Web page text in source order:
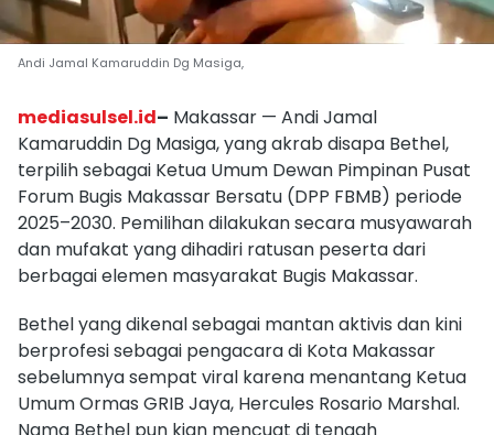
Andi Jamal Kamaruddin Dg Masiga,
mediasulsel.id– Makassar — Andi Jamal
Kamaruddin Dg Masiga, yang akrab disapa Bethel,
terpilih sebagai Ketua Umum Dewan Pimpinan Pusat
Forum Bugis Makassar Bersatu (DPP FBMB) periode
2025–2030. Pemilihan dilakukan secara musyawarah
dan mufakat yang dihadiri ratusan peserta dari
berbagai elemen masyarakat Bugis Makassar.
Bethel yang dikenal sebagai mantan aktivis dan kini
berprofesi sebagai pengacara di Kota Makassar
sebelumnya sempat viral karena menantang Ketua
Umum Ormas GRIB Jaya, Hercules Rosario Marshal.